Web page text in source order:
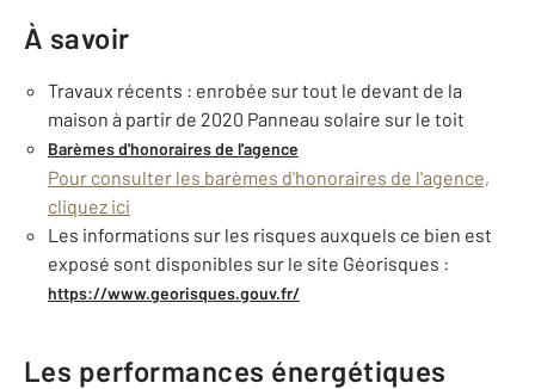
À savoir
Travaux récents : enrobée sur tout le devant de la
maison à partir de 2020 Panneau solaire sur le toit
Barèmes d'honoraires de l'agence
Pour consulter les barèmes d'honoraires de l'agence,
cliquez ici
Les informations sur les risques auxquels ce bien est
exposé sont disponibles sur le site Géorisques :
https://www.georisques.gouv.fr/
Les performances énergétiques